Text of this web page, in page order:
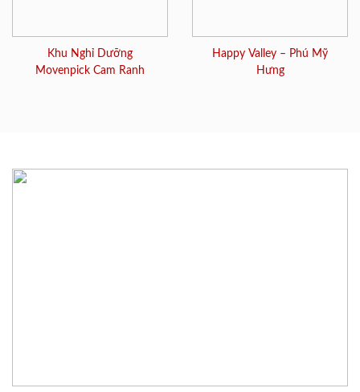
Khu Nghỉ Dưỡng
Movenpick Cam Ranh
Happy Valley – Phú Mỹ
Hưng